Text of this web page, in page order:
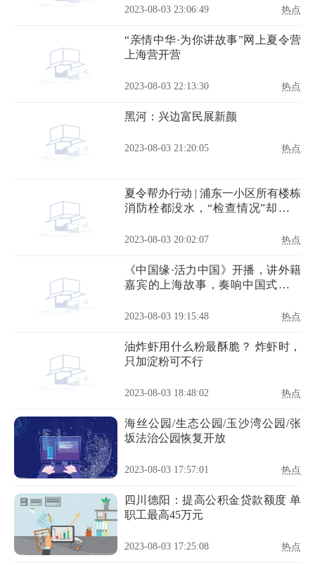
2023-08-03 23:06:49 热点
“亲情中华·为你讲故事”网上夏令营
上海营开营
2023-08-03 22:13:30 热点
黑河：兴边富民展新颜
2023-08-03 21:20:05 热点
夏令帮办行动 | 浦东一小区所有楼栋
消防栓都没水，“检查情况”却都打
2023-08-03 20:02:07 热点
《中国缘·活力中国》开播，讲外籍
嘉宾的上海故事，奏响中国式现代
2023-08-03 19:15:48 热点
油炸虾用什么粉最酥脆？ 炸虾时，
只加淀粉可不行
2023-08-03 18:48:02 热点
海丝公园/生态公园/玉沙湾公园/张
坂法治公园恢复开放
2023-08-03 17:57:01 热点
四川德阳：提高公积金贷款额度 单
职工最高45万元
2023-08-03 17:25:08 热点